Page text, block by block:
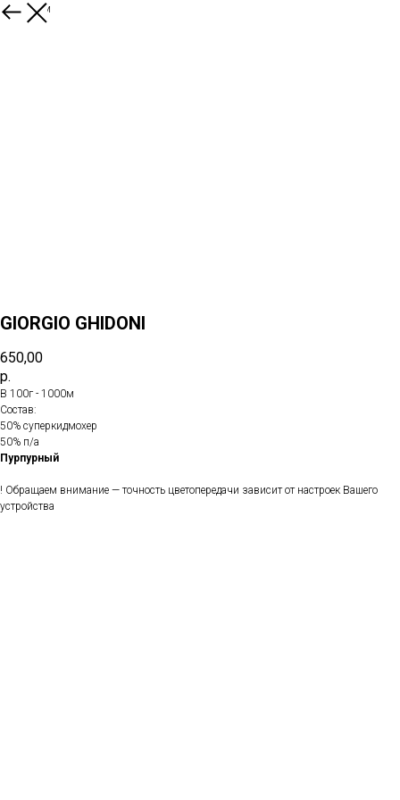
К товарам
GIORGIO GHIDONI
650,00
р.
В 100г - 1000м
Состав:
50% суперкидмохер
50% п/а
Пурпурный
! Обращаем внимание — точность цветопередачи зависит от настроек Вашего
устройства